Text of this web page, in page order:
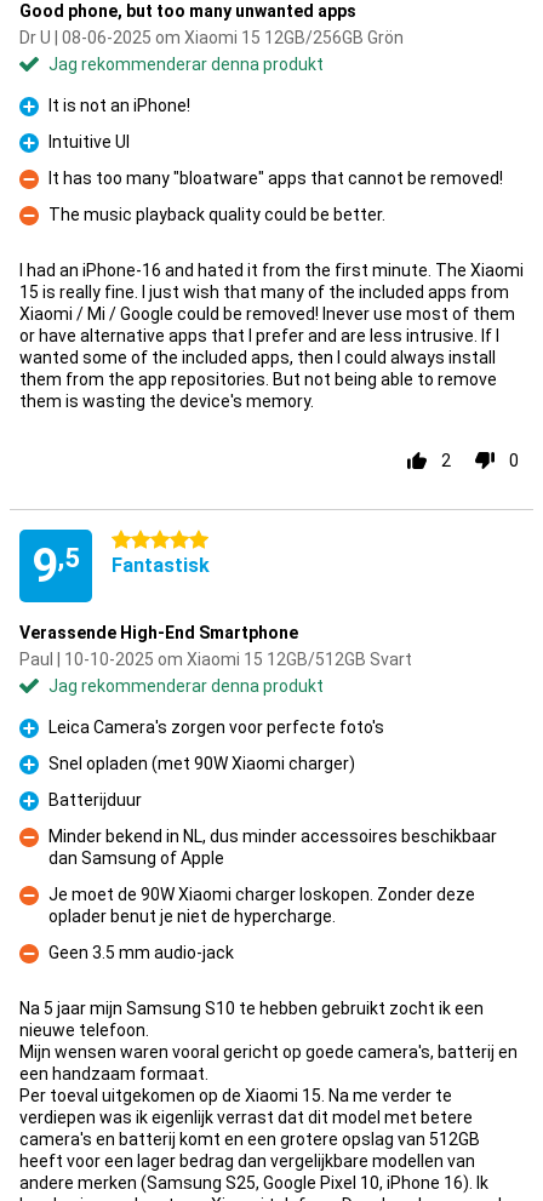
Good phone, but too many unwanted apps
Dr U | 08-06-2025 om Xiaomi 15 12GB/256GB Grön
Jag rekommenderar denna produkt
Fördelar
It is not an iPhone!
Fördelar
Intuitive UI
Nackdelar
It has too many "bloatware" apps that cannot be removed!
Nackdelar
The music playback quality could be better.
I had an iPhone-16 and hated it from the first minute. The Xiaomi
15 is really fine. I just wish that many of the included apps from
Xiaomi / Mi / Google could be removed! Inever use most of them
or have alternative apps that I prefer and are less intrusive. If I
wanted some of the included apps, then I could always install
them from the app repositories. But not being able to remove
them is wasting the device's memory.
2 0
9,5
5 stjärnor
Fantastisk
Verassende High-End Smartphone
Paul | 10-10-2025 om Xiaomi 15 12GB/512GB Svart
Jag rekommenderar denna produkt
Fördelar
Leica Camera's zorgen voor perfecte foto's
Fördelar
Snel opladen (met 90W Xiaomi charger)
Fördelar
Batterijduur
Nackdelar
Minder bekend in NL, dus minder accessoires beschikbaar
dan Samsung of Apple
Nackdelar
Je moet de 90W Xiaomi charger loskopen. Zonder deze
oplader benut je niet de hypercharge.
Nackdelar
Geen 3.5 mm audio-jack
Na 5 jaar mijn Samsung S10 te hebben gebruikt zocht ik een
nieuwe telefoon.
Mijn wensen waren vooral gericht op goede camera's, batterij en
een handzaam formaat.
Per toeval uitgekomen op de Xiaomi 15. Na me verder te
verdiepen was ik eigenlijk verrast dat dit model met betere
camera's en batterij komt en een grotere opslag van 512GB
heeft voor een lager bedrag dan vergelijkbare modellen van
andere merken (Samsung S25, Google Pixel 10, iPhone 16). Ik